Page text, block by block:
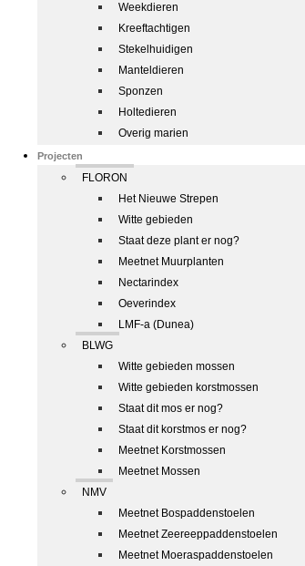
Weekdieren
Kreeftachtigen
Stekelhuidigen
Manteldieren
Sponzen
Holtedieren
Overig marien
Projecten
FLORON
Het Nieuwe Strepen
Witte gebieden
Staat deze plant er nog?
Meetnet Muurplanten
Nectarindex
Oeverindex
LMF-a (Dunea)
BLWG
Witte gebieden mossen
Witte gebieden korstmossen
Staat dit mos er nog?
Staat dit korstmos er nog?
Meetnet Korstmossen
Meetnet Mossen
NMV
Meetnet Bospaddenstoelen
Meetnet Zeereeppaddenstoelen
Meetnet Moeraspaddenstoelen